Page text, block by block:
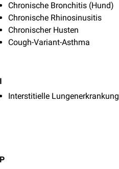
Chronische Bronchitis (Hund)
Chronische Rhinosinusitis
Chronischer Husten
Cough-Variant-Asthma
I
Interstitielle Lungenerkrankung
P